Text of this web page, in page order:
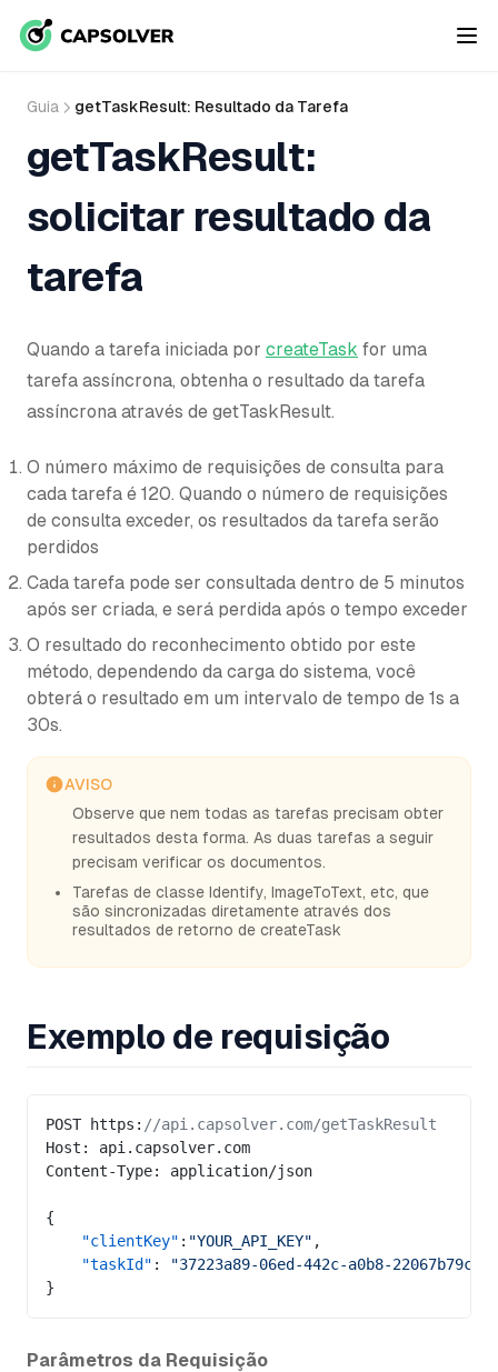
Guia getTaskResult: Resultado da Tarefa
getTaskResult:
solicitar resultado da
tarefa
Quando a tarefa iniciada por createTask for uma
tarefa assíncrona, obtenha o resultado da tarefa
assíncrona através de getTaskResult.
O número máximo de requisições de consulta para
cada tarefa é 120. Quando o número de requisições
de consulta exceder, os resultados da tarefa serão
perdidos
Cada tarefa pode ser consultada dentro de 5 minutos
após ser criada, e será perdida após o tempo exceder
O resultado do reconhecimento obtido por este
método, dependendo da carga do sistema, você
obterá o resultado em um intervalo de tempo de 1s a
30s.
AVISO
Observe que nem todas as tarefas precisam obter
resultados desta forma. As duas tarefas a seguir
precisam verificar os documentos.
Tarefas de classe Identify, ImageToText, etc, que
são sincronizadas diretamente através dos
resultados de retorno de createTask
Exemplo de requisição
POST https: //api.capsolver.com/getTaskResult
Host: api.capsolver.com
Content-Type: application/json
{
    "clientKey"
: "YOUR_API_KEY" ,
    "taskId"
:
"37223a89-06ed-442c-a0b8-
}
Parâmetros da Requisição